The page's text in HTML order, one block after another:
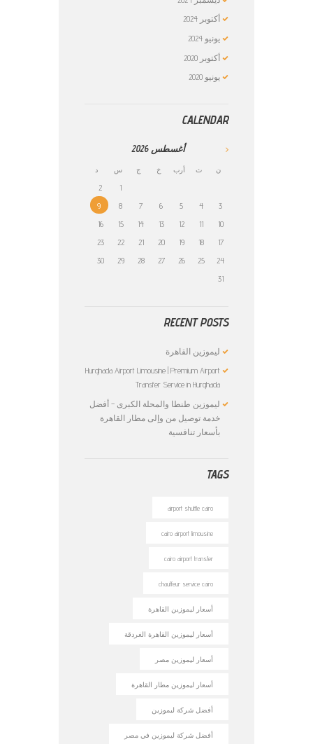
أكتوبر2024
يونيو2024
أكتوبر2020
يونيو2020
CALENDAR
أغسطس2026
ن ث أرب خ ج س د
1
2
3
4
5
6
7
8
9
10
11
12
13
14
15
16
17
18
19
20
21
22
23
24
25
26
27
28
29
30
31
RECENT POSTS
ليموزين القاهرة
Hurghada Airport Limousine | Premium Airport
Transfer Service in Hurghada
ليموزين طنطا والمحلة الكبرى – أفضل
خدمة توصيل من وإلى مطار القاهرة
بأسعار تنافسية
TAGS
airport shuttle cairo
cairo airport limousine
cairo airport transfer
chauffeur service cairo
أسعار ليموزين القاهرة
أسعار ليموزين القاهرة الغردقة
أسعار ليموزين مصر
أسعار ليموزين مطار القاهرة
أفضل شركة ليموزين
أفضل شركة ليموزين في مصر